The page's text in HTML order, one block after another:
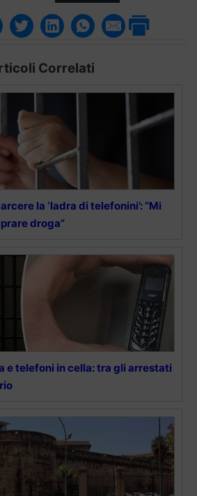
Correlati
la ‘ladra di telefonini’: “Mi
droga”
e telefoni in cella: tra gli arrestati